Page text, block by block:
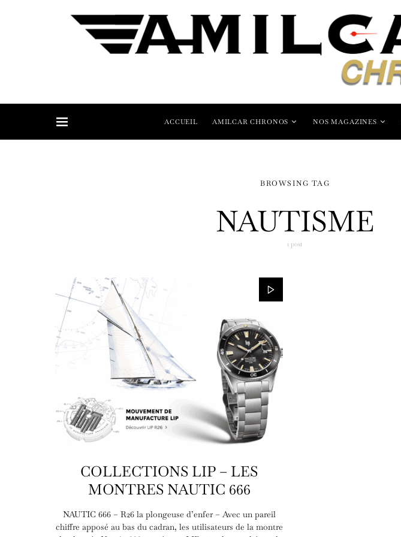
ACCUEIL AMILCAR CHRONOS NOS MAGAZINES
BROWSING TAG
NAUTISME
1 post
COLLECTIONS LIP – LES
MONTRES NAUTIC 666
NAUTIC 666 – R26 la plongeuse d’enfer – Avec un pareil
chiffre apposé au bas du cadran, les utilisateurs de la montre